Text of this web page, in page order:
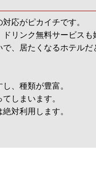
応がピカイチです。
リンク無料サービスも
、居たくなるホテルだ
、種類が豊富。
しまいます。
対利用します。